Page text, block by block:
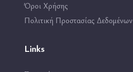
Όροι Χρήσης
Πολιτική Προστασίας Δεδομένων
Links